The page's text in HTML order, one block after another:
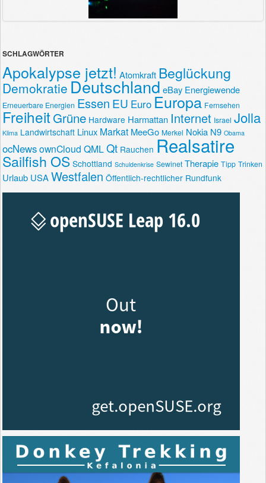
SCHLAGWÖRTER
Apokalypse jetzt! Atomkraft Beglückung
Demokratie Deutschland eBay Energiewende
Erneuerbare Energien Essen EU Euro Europa Fernsehen
FreiheitGrüne Hardware Harmattan Internet Israel Jolla
Klima Landwirtschaft Linux Markat MeeGo Merkel Nokia N9 Obama
ocNewsownCloud QMLQt Rauchen Realsatire
Sailfish OS Schottland Schuldenkrise Sewinet Therapie Tipp Trinken
Urlaub USAWestfalen Öffentlich-rechtlicher Rundfunk